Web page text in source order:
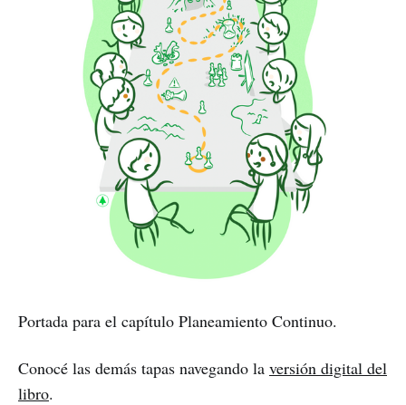
Portada para el capítulo Planeamiento Continuo.
Conocé las demás tapas navegando la versión digital del
libro.